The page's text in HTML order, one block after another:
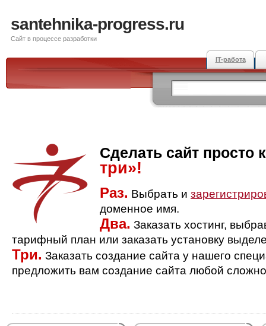
santehnika-progress.ru
Сайт в процессе разработки
IT-работа
Сделать сайт просто
три»!
Раз. Выбрать и
доменное имя.
Два. Заказать хостинг,
тарифный план или заказать установку
Три. Заказать создание сайта у нашего
предложить вам создание сайта любой